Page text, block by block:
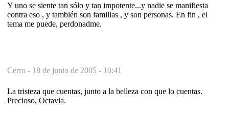
Y uno se siente tan sólo y tan impotente...y nadie se manifiesta
contra eso , y también son familias , y son personas. En fin , el
tema me puede, perdonadme.
Cerro - 18 de junio de 2005 - 10:41
La tristeza que cuentas, junto a la belleza con que lo cuentas.
Precioso, Octavia.